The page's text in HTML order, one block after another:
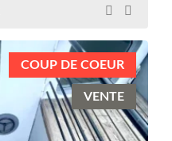
COUP DE COEUR
VENTE